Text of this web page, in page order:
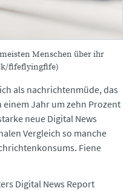
Menschen über ihr
fifeflyingfife)
als nachrichtenmüde, das
Jahr um zehn Prozent
neue Digital News
Vergleich so manche
Fiene
Digital News Report